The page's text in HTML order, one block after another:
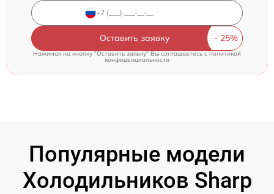
Оставить заявку
Нажимая на кнопку "Оставить заявку" Вы соглашаетесь cполитикой
конфиденциальности
Популярные модели
Холодильников Sharp